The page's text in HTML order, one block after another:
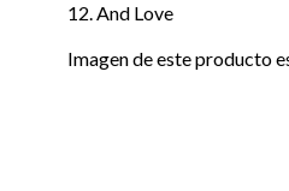
12. And Love
Imagen de este producto